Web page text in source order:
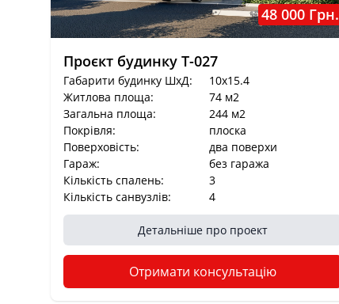
48 000 Грн.
Проєкт будинку T-027
Габарити будинку ШхД:
10x15.4
Житлова площа:
74 м2
Загальна площа:
244 м2
Покрівля:
плоска
Поверховість:
два поверхи
Гараж:
без гаража
Кількість спалень:
3
Кількість санвузлів:
4
Детальніше про проект
Отримати консультацію